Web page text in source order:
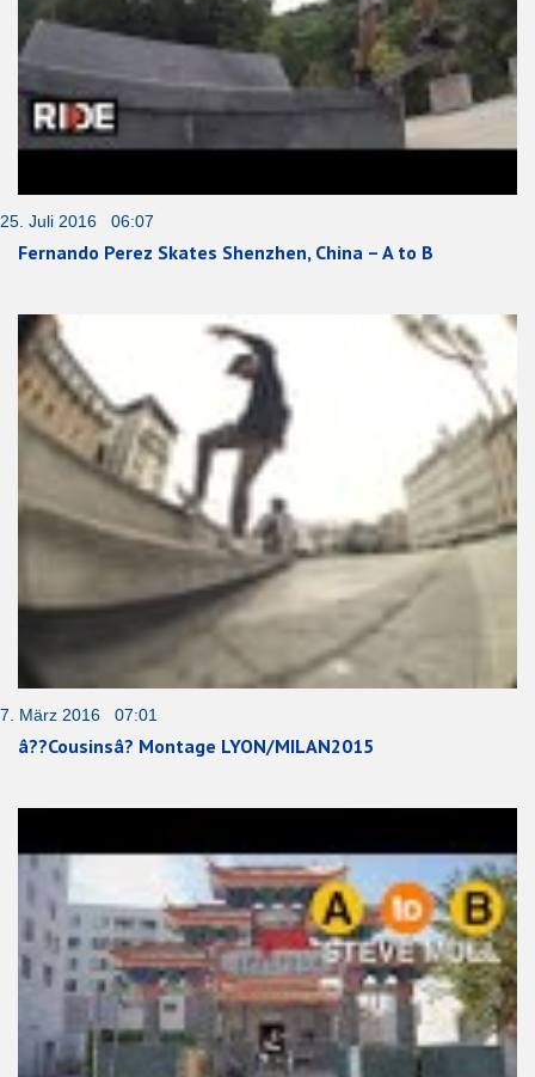
25. Juli 2016 06:07
Fernando Perez Skates Shenzhen, China – A to B
7. März 2016 07:01
â??Cousinsâ? Montage LYON/MILAN2015